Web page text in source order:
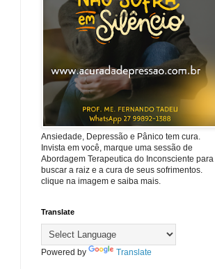
Ansiedade, Depressão e Pânico tem cura.
Invista em você, marque uma sessão de
Abordagem Terapeutica do Inconsciente para
buscar a raiz e a cura de seus sofrimentos.
clique na imagem e saiba mais.
Translate
Powered by Translate